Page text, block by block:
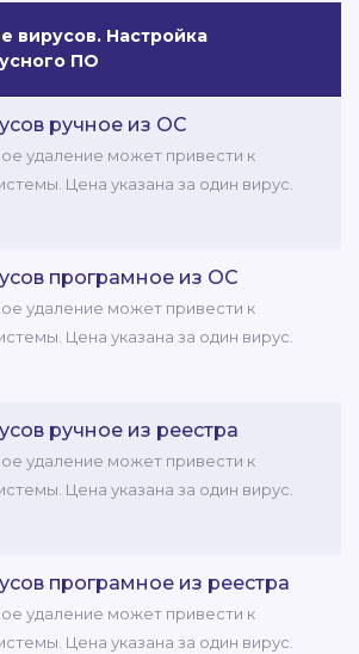
вирусов. Настройка
ПО
ручное из ОС
удаление может привести к
Цена указана за один вирус.
програмное из ОС
удаление может привести к
Цена указана за один вирус.
ручное из реестра
удаление может привести к
Цена указана за один вирус.
програмное из реестра
удаление может привести к
Цена указана за один вирус.